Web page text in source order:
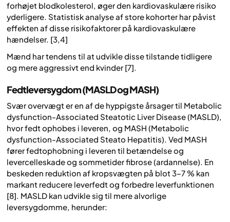
forhøjet blodkolesterol, øger den kardiovaskulære risiko
yderligere. Statistisk analyse af store kohorter har påvist
effekten af disse risikofaktorer på kardiovaskulære
hændelser. [3,4]
Mænd har tendens til at udvikle disse tilstande tidligere
og mere aggressivt end kvinder [7].
Fedtleversygdom (MASLD og MASH)
Svær overvægt er en af de hyppigste årsager til Metabolic
dysfunction-Associated Steatotic Liver Disease (MASLD),
hvor fedt ophobes i leveren, og MASH (Metabolic
dysfunction-Associated Steato Hepatitis). Ved MASH
fører fedtophobning i leveren til betændelse og
levercelleskade og sommetider fibrose (ardannelse). En
beskeden reduktion af kropsvægten på blot 3–7 % kan
markant reducere leverfedt og forbedre leverfunktionen
[8]. MASLD kan udvikle sig til mere alvorlige
leversygdomme, herunder: